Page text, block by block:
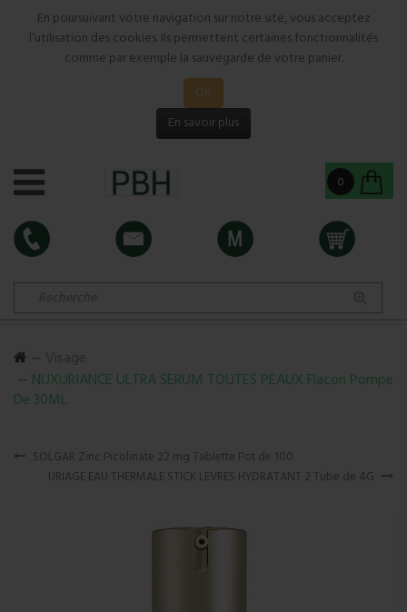
En poursuivant votre navigation sur notre site, vous acceptez
l’utilisation des cookies. Ils permettent certaines fonctionnalités
comme par exemple la sauvegarde de votre panier.
OK
En savoir plus
0
NUXURIANCE ULTRA SERUM TOUTES PEAUX Flacon Pompe
De 30ML
SOLGAR Zinc Picolinate 22 mg Tablette Pot de 100
URIAGE EAU THERMALE STICK LEVRES HYDRATANT 2 Tube de 4G